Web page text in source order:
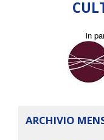
in
ARCHIVIO